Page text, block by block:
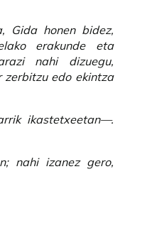
Gida honen bidez,
erakunde eta
nahi dizuegu,
edo ekintza
ikastetxeetan—.
nahi izanez gero,